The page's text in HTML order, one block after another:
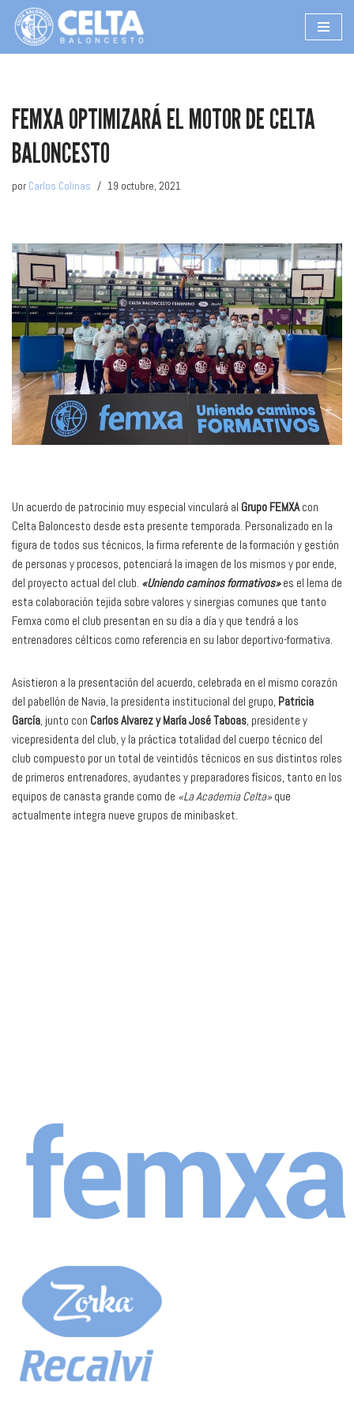
Saltar
FEMXA OPTIMIZARÁ EL MOTOR DE CELTA
BALONCESTO
por Carlos Colinas 19 octubre, 2021
Un acuerdo de patrocinio muy especial vinculará al Grupo FEMXAcon
Celta Baloncesto desde esta presente temporada. Personalizado en la
figura de todos sus técnicos, la firma referente de la formación y gestión
de personas y procesos, potenciará la imagen de los mismos y por ende,
del proyecto actual del club. «Uniendo caminos formativos»es el lema de
esta colaboración tejida sobre valores y sinergias comunes que tanto
Femxa como el club presentan en su día a día y que tendrá a los
entrenadores célticos como referencia en su labor deportivo-formativa.
Asistieron a la presentación del acuerdo, celebrada en el mismo corazón
del pabellón de Navia, la presidenta institucional del grupo, Patricia
García, junto con Carlos Alvarez y María José Taboas, presidente y
vicepresidenta del club, y la práctica totalidad del cuerpo técnico del
club compuesto por un total de veintidós técnicos en sus distintos roles
de primeros entrenadores, ayudantes y preparadores físicos, tanto en los
equipos de canasta grande como de «La Academia Celta» que
actualmente integra nueve grupos de minibasket.